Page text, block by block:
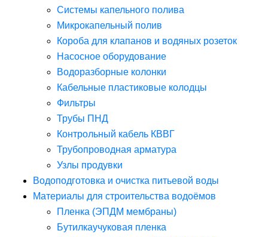
Системы капельного полива
Микрокапельный полив
Короба для клапанов и водяных розеток
Насосное оборудование
Водоразборные колонки
Кабельные пластиковые колодцы
Фильтры
Трубы ПНД
Контрольный кабель КВВГ
Трубопроводная арматура
Узлы продувки
Водоподготовка и очистка питьевой воды
Материалы для строительства водоёмов
Пленка (ЭПДМ мембраны)
Бутилкаучуковая пленка